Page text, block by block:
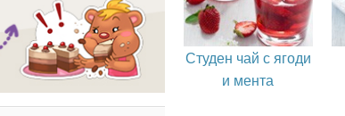
Студен чай с ягоди
и мента